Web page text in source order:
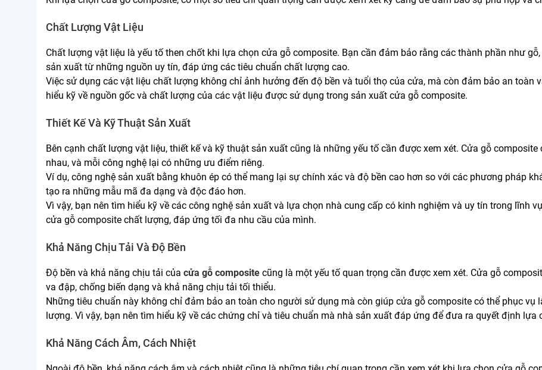
Chất Lượng Vật Liệu
Chất lượng vật liệu là yếu tố then chốt khi lựa chọn cửa gỗ composite. Bạn cần đảm bảo rằng các thành phần như
sản xuất từ những nguồn uy tín, đáp ứng các tiêu chuẩn chất lượng cao.
Việc sử dụng các vật liệu chất lượng không chỉ ảnh hưởng đến độ bền và tuổi thọ của cửa, mà còn đảm bảo an toàn
hiểu kỹ về nguồn gốc và chất lượng của các vật liệu được sử dụng trong sản xuất cửa gỗ composite.
Thiết Kế Và Kỹ Thuật Sản Xuất
Bên cạnh chất lượng vật liệu, thiết kế và kỹ thuật sản xuất cũng là những yếu tố cần được xem xét. Cửa gỗ composite
nhau, và mỗi công nghệ lại có những ưu điểm riêng.
Ví dụ, công nghệ sản xuất bằng khuôn ép có thể mang lại sự chính xác và độ bền cao hơn so với các phương pháp
tạo ra những mẫu mã đa dạng và độc đáo hơn.
Vì vậy, bạn nên tìm hiểu kỹ về các công nghệ sản xuất và lựa chọn nhà cung cấp có kinh nghiệm và uy tín trong lĩnh
cửa gỗ composite chất lượng, đáp ứng tối đa nhu cầu của mình.
Khả Năng Chịu Tải Và Độ Bền
Độ bền và khả năng chịu tải của cửa gỗ composite
cũng là một yếu tố quan trọng cần được xem xét. Cửa gỗ
va đập, chống biến dạng và khả năng chịu tải tối thiểu.
Những tiêu chuẩn này không chỉ đảm bảo an toàn cho người sử dụng mà còn giúp cửa gỗ composite có thể phục vụ
lượng. Vì vậy, bạn nên tìm hiểu kỹ về các chứng chỉ và tiêu chuẩn mà nhà sản xuất đáp ứng để đưa ra quyết định lựa
Khả Năng Cách Âm, Cách Nhiệt
Ngoài độ bền, khả năng cách âm và cách nhiệt cũng là những tiêu chí quan trọng cần xem xét khi lựa chọn cửa gỗ